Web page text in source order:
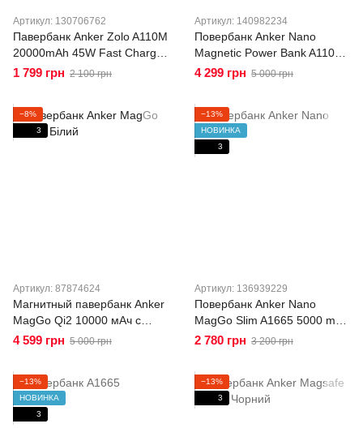
Артикул: 130706762
Павербанк Anker Zolo A110M
20000mAh 45W Fast Charge
PD с двумя встроенными
быстрая зарядка Черный
1 799 грн 2 100 грн
Артикул: 140982234
Повербанк Anker Nano
Magnetic Power Bank A110Z
10000mAh 27W MagSafe Qi
дисплеем Black
4 299 грн 5 000 грн
−8%
3
Артикул: 87874624
Магнитный павербанк Anker
MagGo Qi2 10000 мАч с
ультрабыстрой зарядкой
4 599 грн 5 000 грн
−13%
НОВИНКА
3
Артикул: 136939229
Повербанк Anker Nano
MagGo Slim A1665 5000 mAh
ультратонкий магнитный Qi2
2 780 грн 3 200 грн
−13%
НОВИНКА
3
−13%
3